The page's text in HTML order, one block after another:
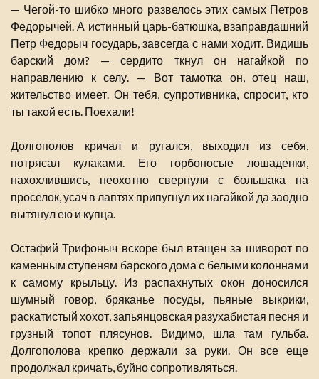
— Чегой-то шибко много развелось этих самых Петров
Федорычей. А истинный царь-батюшка, взаправдашний
Петр Федорыч государь, завсегда с нами ходит. Видишь
барский дом? — сердито ткнул он нагайкой по
направлению к селу. — Вот тамотка он, отец наш,
жительство имеет. Он тебя, супротивника, спросит, кто
ты такой есть. Поехали!
Долгополов кричал и ругался, выходил из себя,
потрясал кулаками. Его горбоносые лошаденки,
нахохлившись, неохотно свернули с большака на
проселок, усач в лаптях припугнул их нагайкой да заодно
вытянул ею и купца.
Остафий Трифоныч вскоре был втащен за шиворот по
каменным ступеням барского дома с белыми колоннами
к самому крыльцу. Из распахнутых окон доносился
шумный говор, бряканье посуды, пьяные выкрики,
раскатистый хохот, запьянцовская разухабистая песня и
грузный топот плясунов. Видимо, шла там гульба.
Долгополова крепко держали за руки. Он все еще
продолжал кричать, буйно сопротивляться.